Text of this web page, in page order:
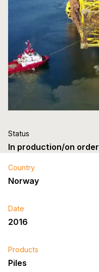
Status
In production/on order
Country
Norway
Date
2016
Products
Piles